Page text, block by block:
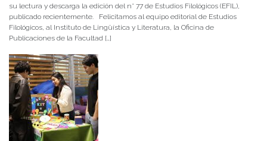
su lectura y descarga la edición del n° 77 de Estudios Filológicos (EFIL),
publicado recientemente. Felicitamos al equipo editorial de Estudios
Filológicos, al Instituto de Lingüística y Literatura, la Oficina de
Publicaciones de la Facultad […]